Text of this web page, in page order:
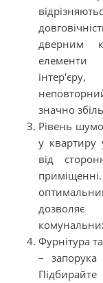
дверним
елементи
значно
Рівень
у квартиру
від
Фурнітура
– запорука